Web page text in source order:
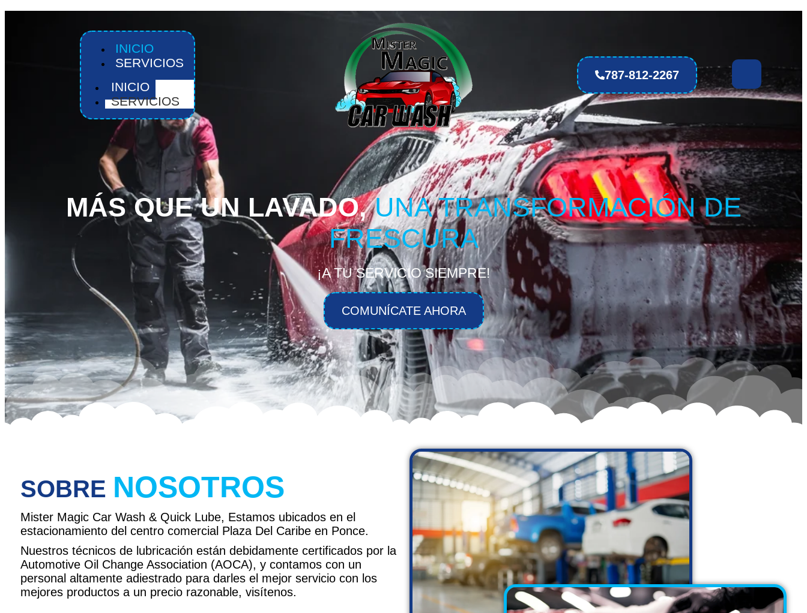
INICIO
SERVICIOS
INICIO
SERVICIOS
787-812-2267
MÁS QUE UN LAVADO,UNA TRANSFORMACIÓN DE
FRESCURA
¡A TU SERVICIO SIEMPRE!
COMUNÍCATE AHORA
SOBRE NOSOTROS
Mister Magic Car Wash & Quick Lube, Estamos ubicados en el
estacionamiento del centro comercial Plaza Del Caribe en Ponce.
Nuestros técnicos de lubricación están debidamente certificados por la
Automotive Oil Change Association (AOCA), y contamos con un
personal altamente adiestrado para darles el mejor servicio con los
mejores productos a un precio razonable, visítenos.